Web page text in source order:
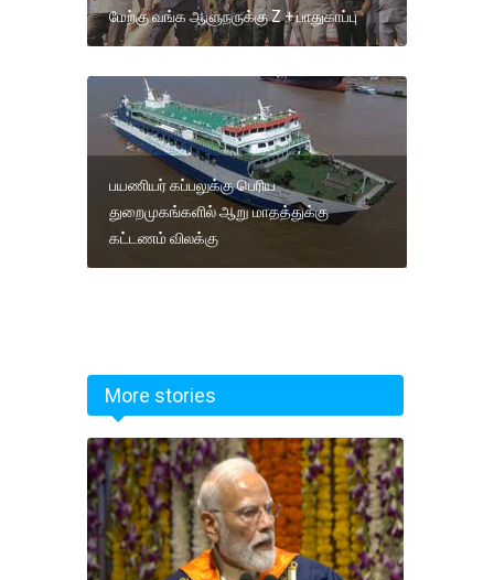
மேற்கு வங்க ஆளுநருக்கு Z + பாதுகாப்பு
பயணியர் கப்பலுக்கு பெரிய
துறைமுகங்களில் ஆறு மாதத்துக்கு
கட்டணம் விலக்கு
More stories